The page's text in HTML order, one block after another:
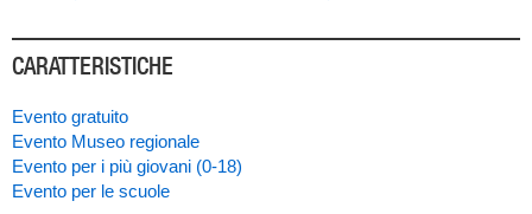
CARATTERISTICHE
Evento gratuito
Evento Museo regionale
Evento per i più giovani (0-18)
Evento per le scuole